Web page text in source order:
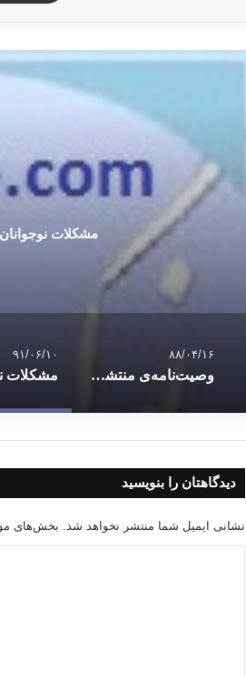
مشکلات نوجوانان
۸۸/۰۴/۱۶
وصیت‌نامه‌ی منتشرنشده‌ی مرحوم احمد م
۹۱/۰۶/۱۰
دیدگاهتان را بنویسید
نشانی ایمیل شما منتشر نخواهد شد. بخش‌های